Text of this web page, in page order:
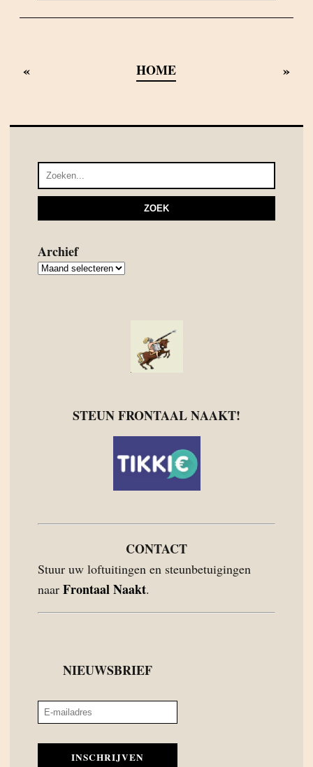
« HOME »
Archief
Archief
STEUN FRONTAAL NAAKT!
CONTACT
Stuur uw loftuitingen en steunbetuigingen
naar Frontaal Naakt.
NIEUWSBRIEF
INSCHRIJVEN